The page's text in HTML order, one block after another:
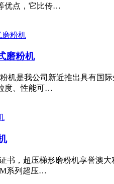
优点，它比传…
磨粉机
机是我公司新近推出具有国
度、性能可…
书，超压梯形磨粉机享誉澳
系列超压…